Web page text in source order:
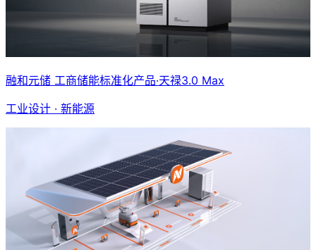
融和元储 工商储能标准化产品·天禄3.0 Max
工业设计 · 新能源